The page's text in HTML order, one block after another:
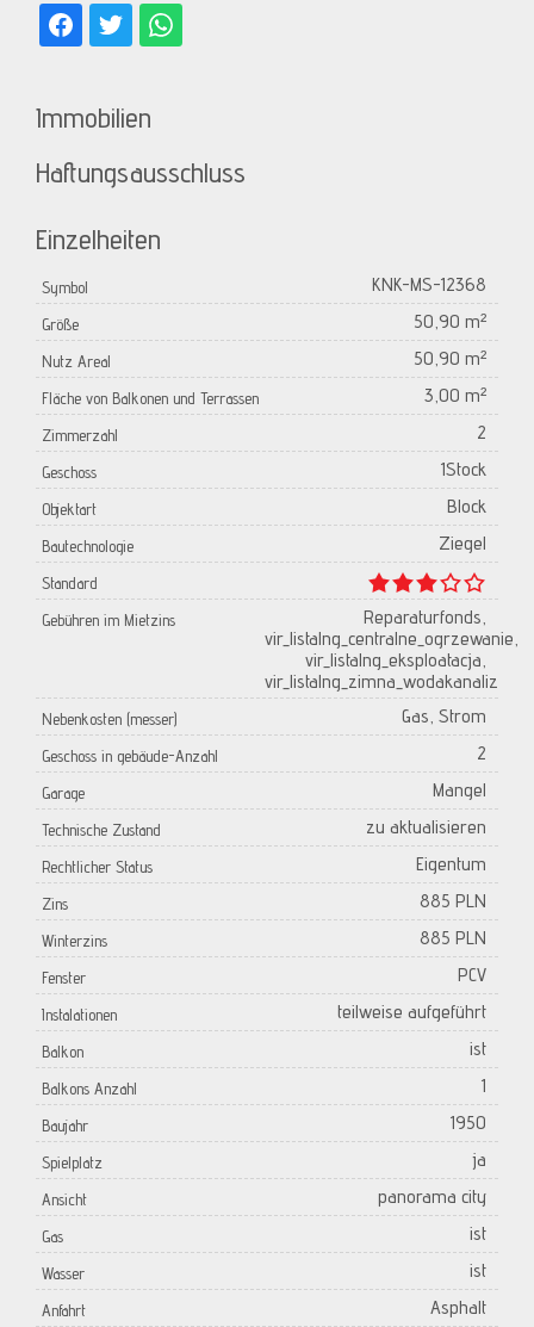
Immobilien
Haftungsausschluss
Einzelheiten
Symbol KNK-MS-12368
Größe 50,90 m²
Nutz Areal 50,90 m²
Fläche von Balkonen und Terrassen 3,00 m²
Zimmerzahl 2
Geschoss 1Stock
Objektart Block
Bautechnologie Ziegel
Standard
Gebühren im Mietzins
Reparaturfonds,
vir_listalng_centralne_ogrzewanie,
vir_listalng_eksploatacja,
vir_listalng_zimna_wodakanaliz
Nebenkosten (messer) Gas, Strom
Geschoss in gebäude-Anzahl 2
Garage Mangel
Technische Zustand zu aktualisieren
Rechtlicher Status Eigentum
Zins 885 PLN
Winterzins 885 PLN
Fenster PCV
Instalationen teilweise aufgeführt
Balkon ist
Balkons Anzahl 1
Baujahr 1950
Spielplatz ja
Ansicht panorama city
Gas ist
Wasser ist
Anfahrt Asphalt